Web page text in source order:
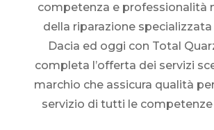
competenza e professionalità
della riparazione
Dacia ed oggi con Total
completa l’offerta dei servizi
marchio che assicura qualità
servizio di tutti le